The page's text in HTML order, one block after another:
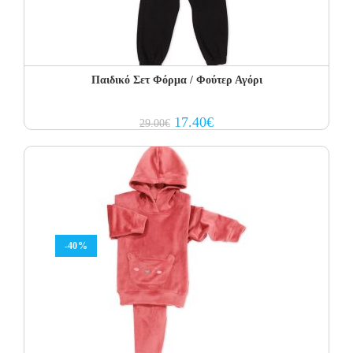
Παιδικό Σετ Φόρμα / Φούτερ Αγόρι
29.00€ Original
price
29.00€.
17.40€Current
price
-40%